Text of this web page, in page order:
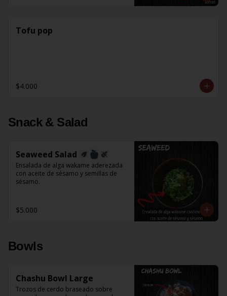
Tofu pop
$4.000
Snack & Salad
Seaweed Salad
Ensalada de alga wakame aderezada
con aceite de sésamo y semillas de
sésamo.
$5.000
Bowls
Chashu Bowl Large
Trozos de cerdo braseado sobre